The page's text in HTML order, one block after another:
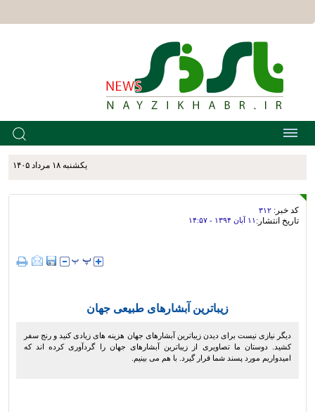
يکشنبه ۱۸ مرداد ۱۴۰۵
کد خبر: ۳۱۲
تاریخ انتشار: ۱۱ آبان ۱۳۹۴ - ۱۴:۵۷
زیباترین آبشارهای طبیعی جهان
دیگر نیازی نیست برای دیدن زیباترین آبشارهای جهان هزینه های زیادی کنید و رنج سفر
کشید. دوستان ما تصاویری از زیباترین آبشارهای جهان را گردآوری کرده اند که
امیدواریم مورد پسند شما قرار گیرد. با هم می بینیم.